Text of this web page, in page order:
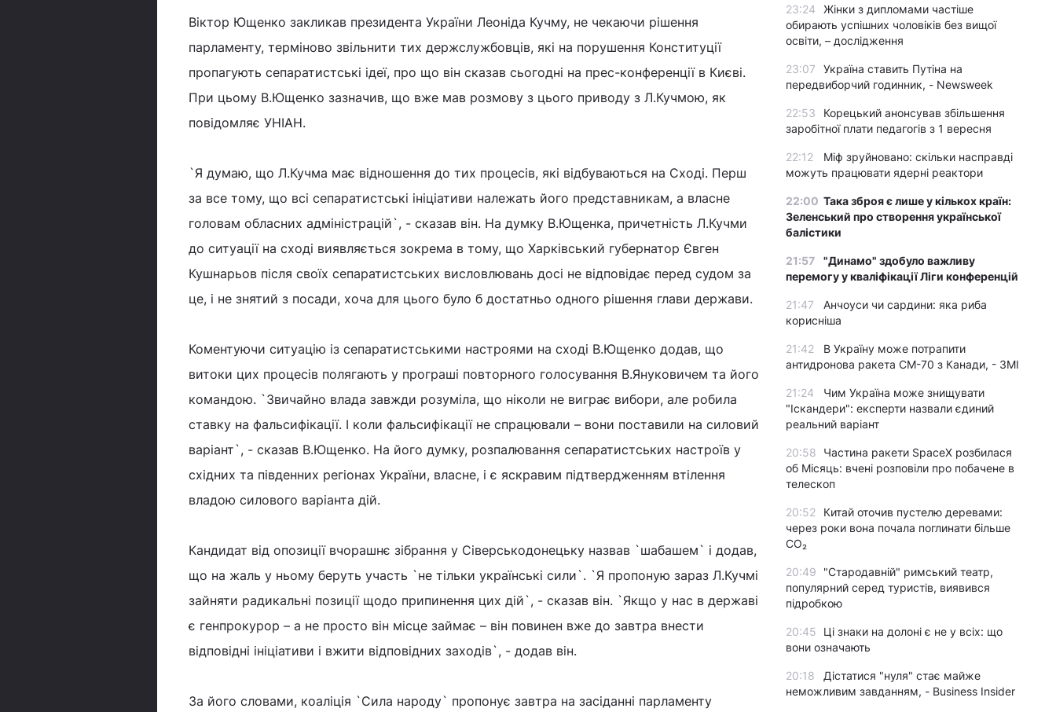
Віктор Ющенко закликав президента України Леоніда Кучму, не чекаючи рішення
парламенту, терміново звільнити тих держслужбовців, які на порушення Конституції
пропагують сепаратистські ідеї, про що він сказав сьогодні на прес-конференції в Києві.
При цьому В.Ющенко зазначив, що вже мав розмову з цього приводу з Л.Кучмою, як
повідомляє УНІАН.
`Я думаю, що Л.Кучма має відношення до тих процесів, які відбуваються на Сході. Перш
за все тому, що всі сепаратистські ініціативи належать його представникам, а власне
головам обласних адміністрацій`, - сказав він. На думку В.Ющенка, причетність Л.Кучми
до ситуації на сході виявляється зокрема в тому, що Харківський губернатор Євген
Кушнарьов після своїх сепаратистських висловлювань досі не відповідає перед судом за
це, і не знятий з посади, хоча для цього було б достатньо одного рішення глави держави.
Коментуючи ситуацію із сепаратистськими настроями на сході В.Ющенко додав, що
витоки цих процесів полягають у програші повторного голосування В.Януковичем та його
командою. `Звичайно влада завжди розуміла, що ніколи не виграє вибори, але робила
ставку на фальсифікації. І коли фальсифікації не спрацювали – вони поставили на силовий
варіант`, - сказав В.Ющенко. На його думку, розпалювання сепаратистських настроїв у
східних та південних регіонах України, власне, і є яскравим підтвердженням втілення
владою силового варіанта дій.
Кандидат від опозиції вчорашнє зібрання у Сіверськодонецьку назвав `шабашем` і додав,
що на жаль у ньому беруть участь `не тільки українські сили`. `Я пропоную зараз Л.Кучмі
зайняти радикальні позиції щодо припинення цих дій`, - сказав він. `Якщо у нас в державі
є генпрокурор – а не просто він місце займає – він повинен вже до завтра внести
відповідні ініціативи і вжити відповідних заходів`, - додав він.
За його словами, коаліція `Сила народу` пропонує завтра на засіданні парламенту
23:24
Жінки з дипломами частіше
обирають успішних чоловіків без вищої
освіти, – дослідження
23:07
Україна ставить Путіна на
передвиборчий годинник, - Newsweek
22:53
Корецький анонсував збільшення
заробітної плати педагогів з 1 вересня
22:12
Міф зруйновано: скільки насправді
можуть працювати ядерні реактори
22:00 Така зброя є лише у кількох країн:
Зеленський про створення української
балістики
21:57
"Динамо" здобуло важливу
перемогу у кваліфікації Ліги конференцій
21:47
Анчоуси чи сардини: яка риба
корисніша
21:42
В Україну може потрапити
антидронова ракета CM-70 з Канади, - ЗМІ
21:24
Чим Україна може знищувати
"Іскандери": експерти назвали єдиний
реальний варіант
20:58
Частина ракети SpaceX розбилася
об Місяць: вчені розповіли про побачене в
телескоп
20:52
Китай оточив пустелю деревами:
через роки вона почала поглинати більше
CO₂
20:49
"Стародавній" римський театр,
популярний серед туристів, виявився
підробкою
20:45
Ці знаки на долоні є не у всіх: що
вони означають
20:18
Дістатися "нуля" стає майже
неможливим завданням, - Business Insider